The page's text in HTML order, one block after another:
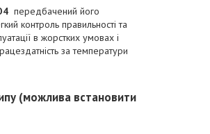
передбачений його
контроль правильності та
в жорстких умовах і
за температури
(можлива встановити